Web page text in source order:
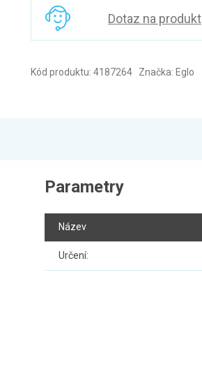
Dotaz na produkt
Kód produktu: 4187264 Značka: Eglo
Parametry
Název
Určení: